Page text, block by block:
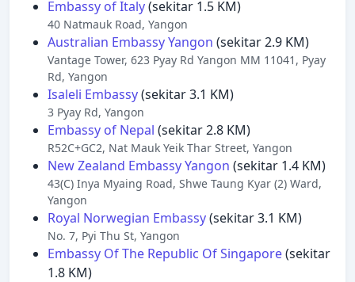
Embassy of Italy(sekitar 1.5 KM)
40 Natmauk Road, Yangon
Australian Embassy Yangon (sekitar 2.9 KM)
Vantage Tower, 623 Pyay Rd Yangon MM 11041, Pyay
Rd, Yangon
Isaleli Embassy(sekitar 3.1 KM)
3 Pyay Rd, Yangon
Embassy of Nepal (sekitar 2.8 KM)
R52C+GC2, Nat Mauk Yeik Thar Street, Yangon
New Zealand Embassy Yangon (sekitar 1.4 KM)
43(C) Inya Myaing Road, Shwe Taung Kyar (2) Ward,
Yangon
Royal Norwegian Embassy(sekitar 3.1 KM)
No. 7, Pyi Thu St, Yangon
Embassy Of The Republic Of Singapore(sekitar
1.8 KM)